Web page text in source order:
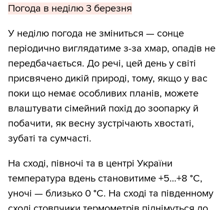
Погода в неділю 3 березня
У неділю погода не зміниться — сонце
періодично виглядатиме з-за хмар, опадів не
передбачається. До речі, цей день у світі
присвячено дикій природі, тому, якщо у вас
поки що немає особливих планів, можете
влаштувати сімейний похід до зоопарку й
побачити, як весну зустрічають хвостаті,
зубаті та сумчасті.
На сході, півночі та в центрі України
температура вдень становитиме +5…+8 °С,
уночі — близько 0 °С. На сході та південному